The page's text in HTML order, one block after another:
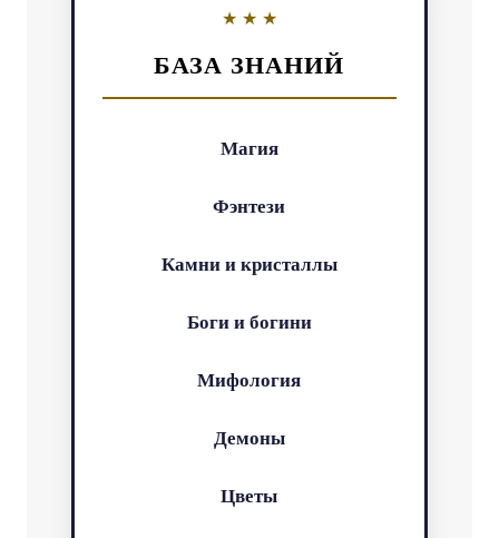
БАЗА ЗНАНИЙ
Магия
Фэнтези
Камни и кристаллы
Боги и богини
Мифология
Демоны
Цветы